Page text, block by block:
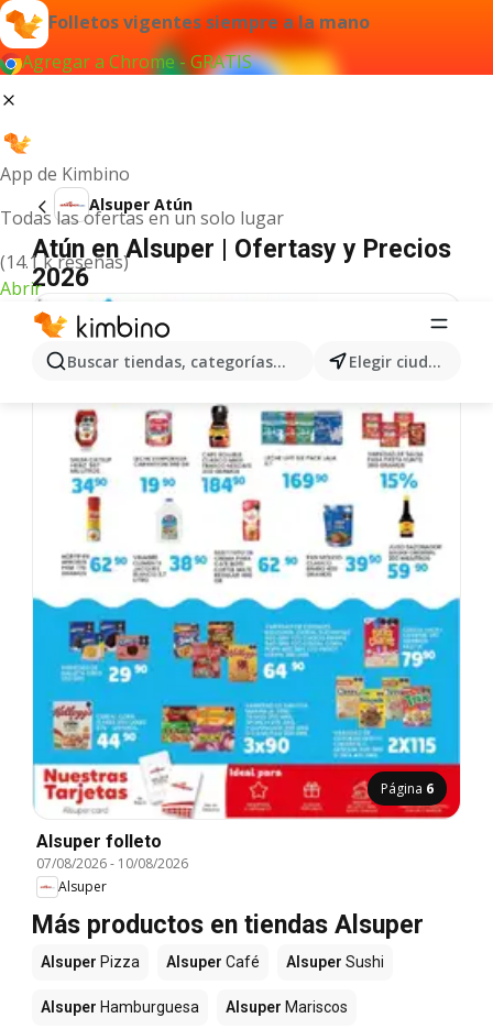
Folletos vigentes siempre a la mano
Agregar a Chrome - GRATIS
App de Kimbino
Todas las ofertas en un solo lugar
(14.1 k reseñas)
Abrir
Buscar tiendas, categorías, productos... Elegir ciudad
Alsuper Atún
Atún en Alsuper | Ofertasy y Precios
2026
Página 6
Alsuper folleto
07/08/2026- 10/08/2026
Alsuper
Más productos en tiendas Alsuper
Alsuper Pizza Alsuper Café Alsuper Sushi
Alsuper Hamburguesa Alsuper Mariscos